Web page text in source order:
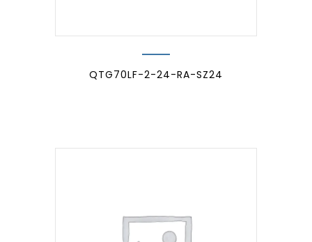
QTG70LF-2-24-RA-SZ24